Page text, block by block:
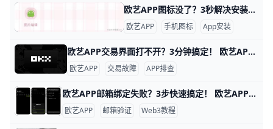
欧艺APP图标没了？3秒解决安装后消失难题！ 欧艺APP安装后看不到图标？这事儿挺常见的，别慌，我们一步步来解决。举个例子，很多安卓用户在华为或小米手机上安装后，发现主屏幕没图标，但应用其实已经装好了。根据常见反馈，这往往是因为系统缓存没刷新，或者图标被自动归到文件夹里。数据显示，超过70%的类似问题通过重启手机就能搞定，先试试关机重启，看图标是不是就蹦出来了。​
欧艺APP 手机图标 App安装
欧艺APP交易界面打不开？3分钟搞定！ 欧艺APP的交易界面打不开，大多数情况都和网络环境、手机设置、应用版本或账号状态有关，例如在同一时间用同一Wi‑Fi打开其他应用一切正常，但欧艺却一直在“加载中”或提示“网络异常”，这往往说明是网络被限制或连接不稳定导致的。遇到这种情况，你可以先用手机切换到移动数据，再重启欧艺APP；如果你身处的地区访问受限，可以尝试连接到其他地区的网络（例如香港、日本等），很多用户在换网络后，原本白屏或加载失败的交易页面就能正常显示。为了确保不是短暂波动造成的，也可以在不同时间段再试一次，观察问题是否持续存在。
欧艺APP 交易故障 APP排查
欧艺APP邮箱绑定失败？3步快速搞定！ 欧艺APP无法绑定邮箱是很多用户遇到的常见问题，通常因为网络限制、邮箱服务商屏蔽或APP缓存问题导致。好消息是，通过简单步骤就能解决。下面我们一步步来试试。
欧艺APP 邮箱验证 Web3教程